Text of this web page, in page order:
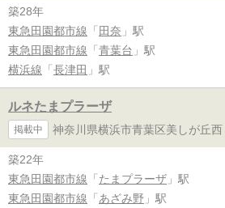
築28年
東急田園都市線 「 田奈 」駅
東急田園都市線 「 青葉台 」駅
横浜線 「 長津田 」駅
ルネたまプラーザ
掲載中 神奈川県横浜市青葉区美しが丘西
築22年
東急田園都市線 「 たまプラーザ 」駅
東急田園都市線 「 あざみ野 」駅